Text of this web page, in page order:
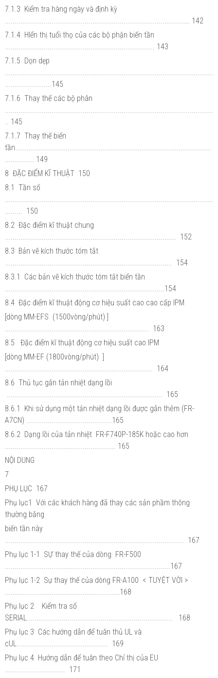
7.1.3 Kiểm tra hàng ngày và định kỳ
............................................................................................... 142
7.1.4 HIển thị tuổi thọ của các bộ phận biến tần
............................................................................. 143
7.1.5 Dọn dẹp
........................145
7.1.6 Thay thế các bộ phân
.. 145
7.1.7 Thay thế biến
tần.....................................................................................................
............... 149
8 ĐẶC ĐIỂM KĨ THUẬT 150
8.1 Tần số
......... 150
8.2 Đặc điểm kĩ thuật chung
........................................................................................ 152
8.3 Bản vẽ kích thước tóm tắt
...................................................................................... 154
8.3.1 Các bản vẽ kích thước tóm tắt biến tần
..................................................................................154
8.4 Đặc điểm kĩ thuật động cơ hiệu suất cao cao cấp IPM
[dòng MM-EFS (1500vòng/phút) ]
.......................................................................... 163
8.5 Đặc điểm kĩ thuật động cơ hiệu suất cao IPM
[dòng MM-EF (1800vòng/phút) ]
............................................................................ 164
8.6 Thủ tục gắn tản nhiệt dạng lồi
................................................................................ 165
8.6.1 Khi sử dụng một tản nhiệt dạng lồi được gắn thêm (FR-
A7CN) ............................................165
8.6.2 Dạng lồi của tản nhiệt FR-F740P-185K hoặc cao hơn
......................................................... 165
NỘI DUNG
7
PHỤ LỤC 167
Phụ lục1 Với các khách hàng đã thay các sản phầm thông
thường bằng
biến tần này
............................................................................................ 167
Phụ lục 1-1 SỰ thay thế của dòng FR-F500
.....................................................................................167
Phụ lục 1-2 Sự thay thế của dòng FR-A100 < TUYỆT VỜI >
...........................................................168
Phụ lục 2 Kiểm tra số
SERIAL........................................................................... 168
Phụ lục 3 Các hướng dẫn để tuân thủ UL và
cUL............................................... 169
Phụ lục 4 Hướng dẫn để tuân theo Chỉ thị của EU
............................... 171